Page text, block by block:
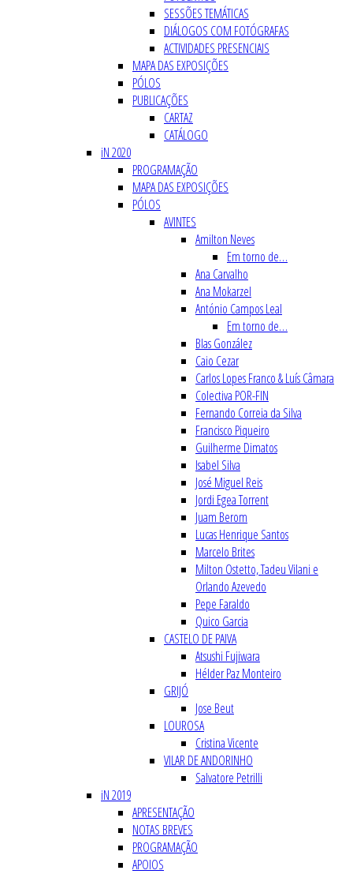
SESSÕES TEMÁTICAS
DIÁLOGOS COM FOTÓGRAFAS
ACTIVIDADES PRESENCIAIS
MAPA DAS EXPOSIÇÕES
PÓLOS
PUBLICAÇÕES
CARTAZ
CATÁLOGO
iN 2020
PROGRAMAÇÃO
MAPA DAS EXPOSIÇÕES
PÓLOS
AVINTES
Amilton Neves
Em torno de…
Ana Carvalho
Ana Mokarzel
António Campos Leal
Em torno de…
Blas González
Caio Cezar
Carlos Lopes Franco & Luís Câmara
Colectiva POR-FIN
Fernando Correia da Silva
Francisco Piqueiro
Guilherme Dimatos
Isabel Silva
José Miguel Reis
Jordi Egea Torrent
Juam Berom
Lucas Henrique Santos
Marcelo Brites
Milton Ostetto, Tadeu Vilani e
Orlando Azevedo
Pepe Faraldo
Quico Garcia
CASTELO DE PAIVA
Atsushi Fujiwara
Hélder Paz Monteiro
GRIJÓ
Jose Beut
LOUROSA
Cristina Vicente
VILAR DE ANDORINHO
Salvatore Petrilli
iN 2019
APRESENTAÇÃO
NOTAS BREVES
PROGRAMAÇÃO
APOIOS